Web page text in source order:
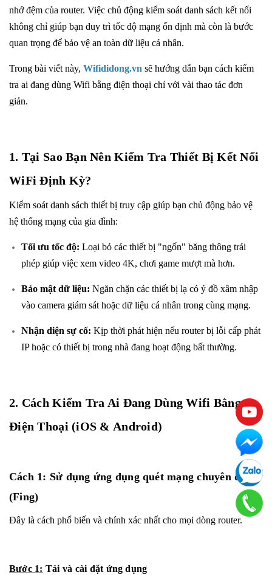
nhớ đệm của router. Việc chủ động kiểm soát danh sách kết nối
không chỉ giúp bạn duy trì tốc độ mạng ổn định mà còn là bước
quan trọng để bảo vệ an toàn dữ liệu cá nhân.
Trong bài viết này, Wifididong.vn sẽ hướng dẫn bạn cách kiểm
tra ai đang dùng Wifi bằng điện thoại chỉ với vài thao tác đơn
giản.
1. Tại Sao Bạn Nên Kiểm Tra Thiết Bị Kết Nối
WiFi Định Kỳ?
Kiểm soát danh sách thiết bị truy cập giúp bạn chủ động bảo vệ
hệ thống mạng của gia đình:
Tối ưu tốc độ: Loại bỏ các thiết bị "ngốn" băng thông trái
phép giúp việc xem video 4K, chơi game mượt mà hơn.
Bảo mật dữ liệu: Ngăn chặn các thiết bị lạ có ý đồ xâm nhập
vào camera giám sát hoặc dữ liệu cá nhân trong cùng mạng.
Nhận diện sự cố: Kịp thời phát hiện nếu router bị lỗi cấp phát
IP hoặc có thiết bị trong nhà đang hoạt động bất thường.
2. Cách Kiểm Tra Ai Đang Dùng Wifi Bằng
Điện Thoại (iOS & Android)
Cách 1: Sử dụng ứng dụng quét mạng chuyên dụng
(Fing)
Đây là cách phổ biến và chính xác nhất cho mọi dòng router.
Bước 1: Tải và cài đặt ứng dụng